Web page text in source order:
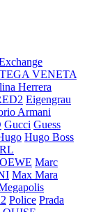
VENETA
Herrera
Eigengrau
Armani
Gucci Guess
Hugo Boss
Marc
Max Mara
Police Prada